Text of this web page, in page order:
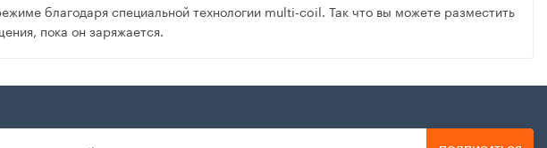
благодаря специальной технологии multi-coil. Так что вы можете разместить
пока он заряжается.